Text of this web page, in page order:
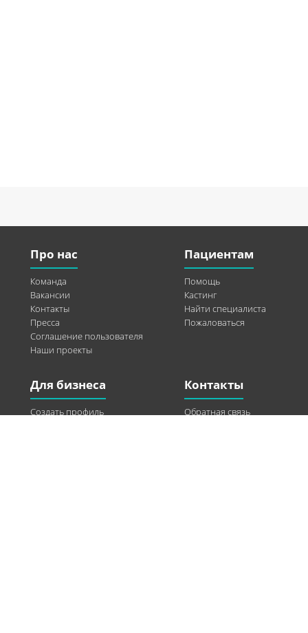
Про нас
Команда
Вакансии
Контакты
Пресса
Соглашение пользователя
Наши проекты
Пациентам
Помощь
Кастинг
Найти специалиста
Пожаловаться
Для бизнеса
Создать профиль
Контакты
Обратная связь